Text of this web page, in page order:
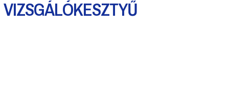
VIZSGÁLÓKESZTYŰ